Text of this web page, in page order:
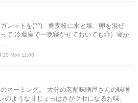
レットを(^^) 蕎麦粉に水と塩、卵を混ぜ
て 冷蔵庫で一晩寝かせておいても◎）寝か
Mon 11:08
ネーミング。 大分の老舗味噌屋さんの味噌
のような甘じょっぱさがクセになるお味。